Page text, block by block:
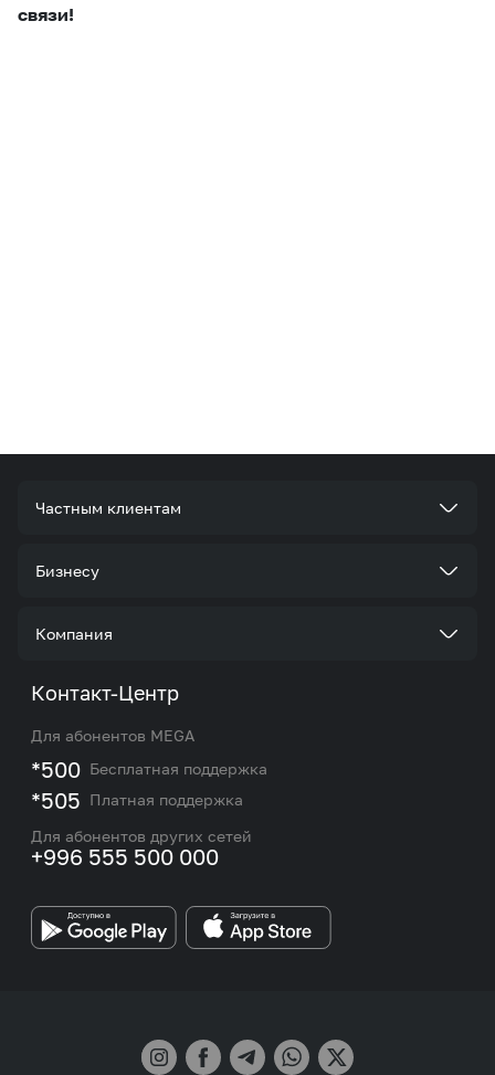
связи!
Частным клиентам
Тарифы
Роуминг и международные звонки
eSIM
Подбор номера
Бизнесу
Стать корпоративным клиентом
M2M
Контакты сотрудников отдела по работе с
корпоративными и VIP клиентами
Компания
О нас
Новости
Карта покрытия сети и центров обслуживания
Работа в MEGA
Бренд MEGA
Контакт-Центр
Для абонентов MEGA
*500 Бесплатная поддержка
*505 Платная поддержка
Для абонентов других сетей
+996 555 500 000